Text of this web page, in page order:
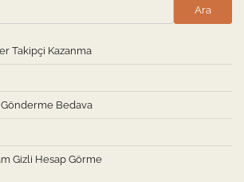
Ara
Takipçi Kazanma
Bedava
Gizli Hesap Görme